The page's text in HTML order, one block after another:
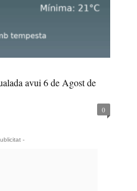
avui 6 de Agost de
0
-